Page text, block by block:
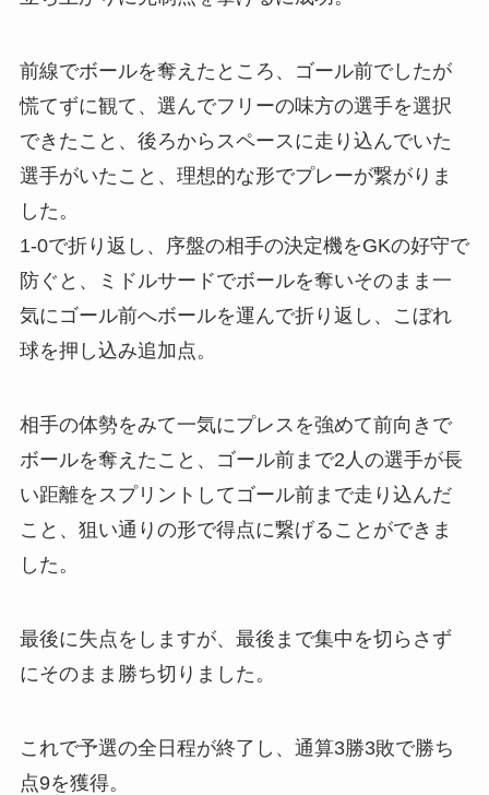
前線でボールを奪えたところ、ゴール前でしたが
慌てずに観て、選んでフリーの味方の選手を選択
できたこと、後ろからスペースに走り込んでいた
選手がいたこと、理想的な形でプレーが繋がりま
した。
1-0で折り返し、序盤の相手の決定機をGKの好守で
防ぐと、ミドルサードでボールを奪いそのまま一
気にゴール前へボールを運んで折り返し、こぼれ
球を押し込み追加点。
相手の体勢をみて一気にプレスを強めて前向きで
ボールを奪えたこと、ゴール前まで2人の選手が長
い距離をスプリントしてゴール前まで走り込んだ
こと、狙い通りの形で得点に繋げることができま
した。
最後に失点をしますが、最後まで集中を切らさず
にそのまま勝ち切りました。
これで予選の全日程が終了し、通算3勝3敗で勝ち
点9を獲得。